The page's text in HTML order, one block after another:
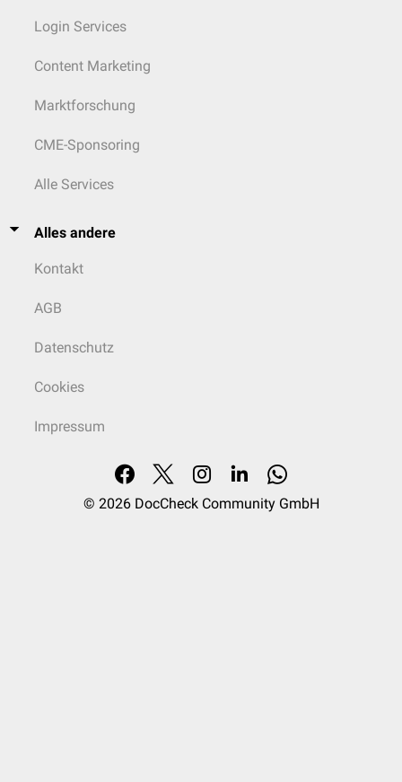
Login Services
Content Marketing
Marktforschung
CME-Sponsoring
Alle Services
Alles andere
Kontakt
AGB
Datenschutz
Cookies
Impressum
© 2026 DocCheck Community GmbH